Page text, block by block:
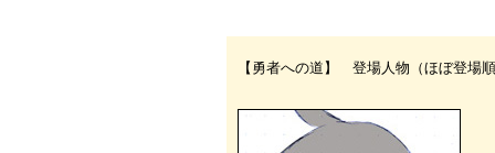
【勇者への道】 登場人物（ほぼ登場